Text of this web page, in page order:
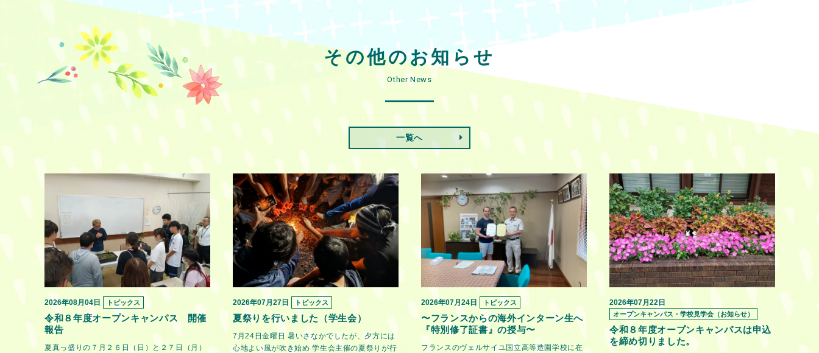
その他のお知らせ
Other News
一覧へ
2026年08月04日 トピックス
令和８年度オープンキャンパス 開催
報告
夏真っ盛りの７月２６日（日）と２７日（月）
2026年07月27日 トピックス
夏祭りを行いました（学生会）
7月24日金曜日 暑いさなかでしたが、夕方には
心地よい風が吹き始め 学生会主催の夏祭りが行
2026年07月24日 トピックス
〜フランスからの海外インターン生へ
『特別修了証書』の授与〜
フランスのヴェルサイユ国立高等造園学校に在
2026年07月22日
オープンキャンパス・学校見学会（お知らせ）
令和８年度オープンキャンパスは申込
を締め切りました。